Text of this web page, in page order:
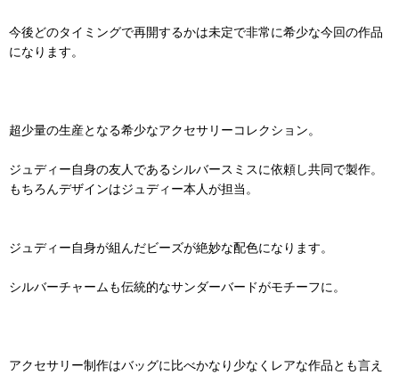
今後どのタイミングで再開するかは未定で非常に希少な今回の作品
になります。
超少量の生産となる希少なアクセサリーコレクション。
ジュディー自身の友人であるシルバースミスに依頼し共同で製作。
もちろんデザインはジュディー本人が担当。
ジュディー自身が組んだビーズが絶妙な配色になります。
シルバーチャームも伝統的なサンダーバードがモチーフに。
アクセサリー制作はバッグに比べかなり少なくレアな作品とも言え